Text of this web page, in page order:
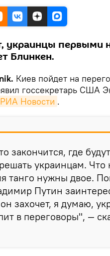
украинцы первыми
Блинкен.
Киев пойдет на
госсекретарь США
РИА Новости .
закончится, где
украинцам. Что
танго нужны двое.
Путин
захочет, я думаю,
в переговоры", —